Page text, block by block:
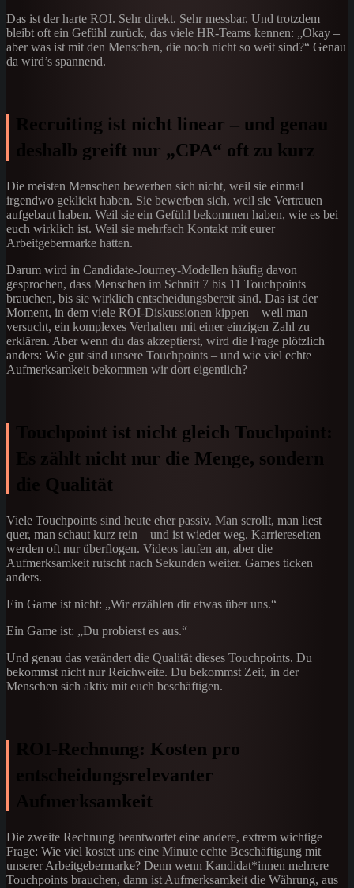
Das ist der harte ROI. Sehr direkt. Sehr messbar. Und trotzdem
bleibt oft ein Gefühl zurück, das viele HR-Teams kennen: „Okay –
aber was ist mit den Menschen, die noch nicht so weit sind?“ Genau
da wird’s spannend.
Recruiting ist nicht linear – und genau
deshalb greift nur „CPA“ oft zu kurz
Die meisten Menschen bewerben sich nicht, weil sie einmal
irgendwo geklickt haben. Sie bewerben sich, weil sie Vertrauen
aufgebaut haben. Weil sie ein Gefühl bekommen haben, wie es bei
euch wirklich ist. Weil sie mehrfach Kontakt mit eurer
Arbeitgebermarke hatten.
Darum wird in Candidate-Journey-Modellen häufig davon
gesprochen, dass Menschen im Schnitt 7 bis 11 Touchpoints
brauchen, bis sie wirklich entscheidungsbereit sind. Das ist der
Moment, in dem viele ROI-Diskussionen kippen – weil man
versucht, ein komplexes Verhalten mit einer einzigen Zahl zu
erklären. Aber wenn du das akzeptierst, wird die Frage plötzlich
anders: Wie gut sind unsere Touchpoints – und wie viel echte
Aufmerksamkeit bekommen wir dort eigentlich?
Touchpoint ist nicht gleich Touchpoint:
Es zählt nicht nur die Menge, sondern
die Qualität
Viele Touchpoints sind heute eher passiv. Man scrollt, man liest
quer, man schaut kurz rein – und ist wieder weg. Karriereseiten
werden oft nur überflogen. Videos laufen an, aber die
Aufmerksamkeit rutscht nach Sekunden weiter. Games ticken
anders.
Ein Game ist nicht: „Wir erzählen dir etwas über uns.“
Ein Game ist: „Du probierst es aus.“
Und genau das verändert die Qualität dieses Touchpoints. Du
bekommst nicht nur Reichweite. Du bekommst Zeit, in der
Menschen sich aktiv mit euch beschäftigen.
ROI-Rechnung: Kosten pro
entscheidungsrelevanter
Aufmerksamkeit
Die zweite Rechnung beantwortet eine andere, extrem wichtige
Frage: Wie viel kostet uns eine Minute echte Beschäftigung mit
unserer Arbeitgebermarke? Denn wenn Kandidat*innen mehrere
Touchpoints brauchen, dann ist Aufmerksamkeit die Währung, aus